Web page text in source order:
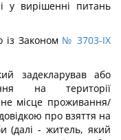
у вирішенні питань
із Законом № 3703-IX
задекларував або
на території
місце проживання/
про взяття на
(далі - житель, який